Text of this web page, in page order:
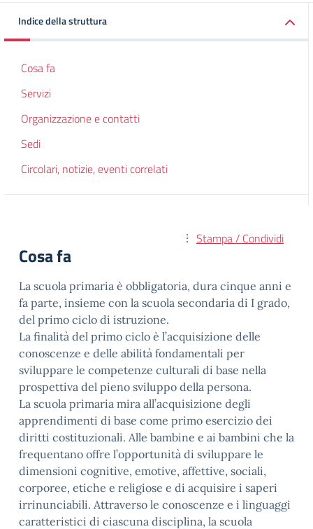
Indice della struttura
Cosa fa
Servizi
Organizzazione e contatti
Sedi
Circolari, notizie, eventi correlati
Stampa / Condividi
Cosa fa
La scuola primaria è obbligatoria, dura cinque anni e
fa parte, insieme con la scuola secondaria di I grado,
del primo ciclo di istruzione.
La finalità del primo ciclo è l’acquisizione delle
conoscenze e delle abilità fondamentali per
sviluppare le competenze culturali di base nella
prospettiva del pieno sviluppo della persona.
La scuola primaria mira all’acquisizione degli
apprendimenti di base come primo esercizio dei
diritti costituzionali. Alle bambine e ai bambini che la
frequentano offre l’opportunità di sviluppare le
dimensioni cognitive, emotive, affettive, sociali,
corporee, etiche e religiose e di acquisire i saperi
irrinunciabili. Attraverso le conoscenze e i linguaggi
caratteristici di ciascuna disciplina, la scuola